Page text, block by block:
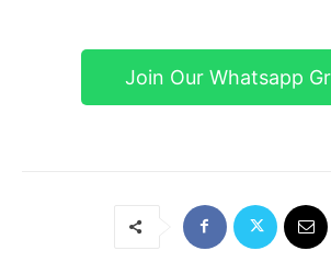
Join Our Whatsapp